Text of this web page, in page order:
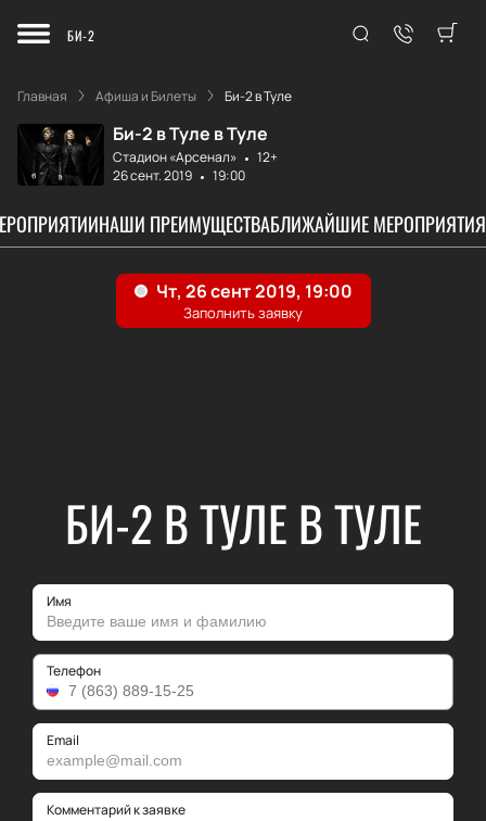
БИ-2
Главная Афиша и Билеты Би-2 в Туле
Би-2 в Туле в Туле
Стадион «Арсенал»
12+
26 сент. 2019
19:00
НАШИ ПРЕИМУЩЕСТВАБЛИЖАЙШИЕ МЕРОПРИЯТИЯ
БИ-2 В ТУЛЕ В ТУЛЕ
Имя
Телефон
Email
Комментарий к заявке